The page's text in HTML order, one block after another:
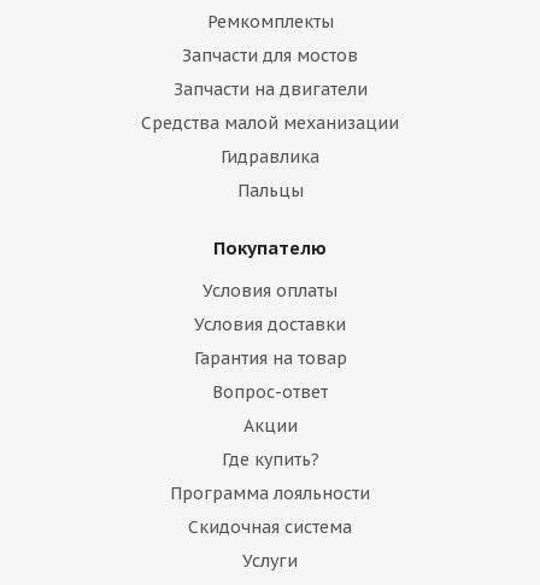
Cтекло двери верхнее левое Volvo VOE17230424
Ремкомплекты
Запчасти для мостов
Запчасти на двигатели
Средства малой механизации
Гидравлика
Пальцы
Покупателю
Условия оплаты
Условия доставки
Гарантия на товар
Вопрос-ответ
Акции
Где купить?
Программа лояльности
Скидочная система
Услуги